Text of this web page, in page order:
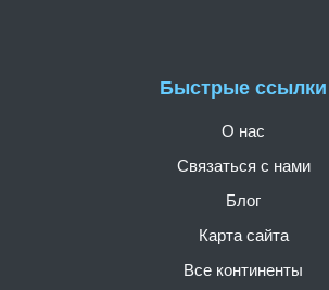
Быстрые ссылки
О нас
Связаться с нами
Блог
Карта сайта
Все континенты